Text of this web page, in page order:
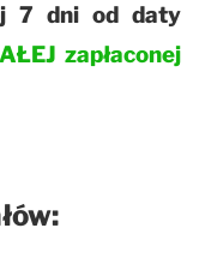
7 dni od daty
zapłaconej